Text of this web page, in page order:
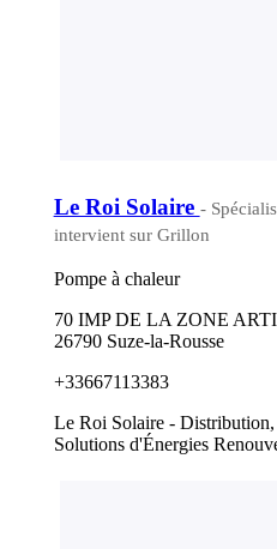
Le Roi Solaire -
intervient sur Grillon
Pompe à chaleur
70 IMP DE LA ZONE
26790 Suze-la-Rousse
+33667113383
Le Roi Solaire -
Solutions d'Énergies